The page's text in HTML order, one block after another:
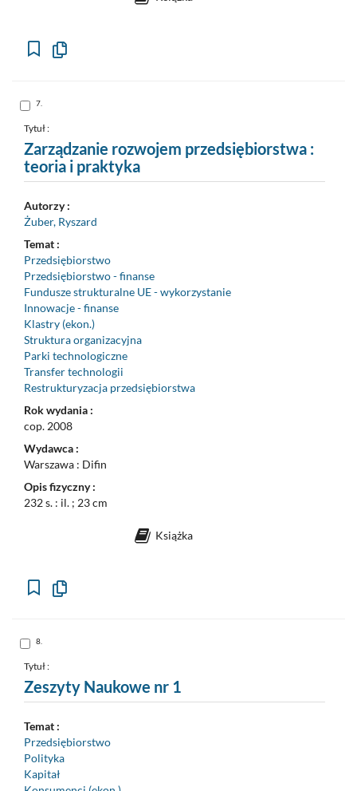
Kopiuj
Skocz
do
nr
7
7.
Tytuł :
Zarządzanie rozwojem przedsiębiorstwa :
teoria i praktyka
Autorzy :
Żuber, Ryszard
Temat :
Przedsiębiorstwo
Przedsiębiorstwo - finanse
Fundusze strukturalne UE - wykorzystanie
Innowacje - finanse
Klastry (ekon.)
Struktura organizacyjna
Parki technologiczne
Transfer technologii
Restrukturyzacja przedsiębiorstwa
Rok wydania :
cop. 2008
Wydawca :
Warszawa : Difin
Opis fizyczny :
232 s. : il. ; 23 cm
Książka
Kopiuj
Skocz
nr
8
8.
Tytuł :
Zeszyty Naukowe nr 1
Temat :
Przedsiębiorstwo
Polityka
Kapitał